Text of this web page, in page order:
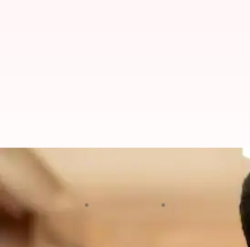
पृथ्वीराज सुकुमारन ने
लेखन दीक्षा शर्मा